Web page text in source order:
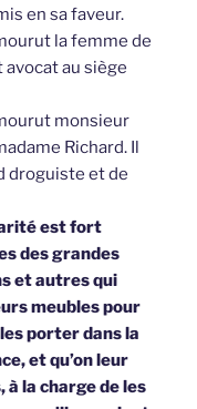
en sa faveur.
la femme de
au siège
monsieur
Richard. Il
droguiste et de
est fort
des grandes
et autres qui
meubles pour
porter dans la
et qu’on leur
la charge de les